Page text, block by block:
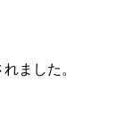
ました。